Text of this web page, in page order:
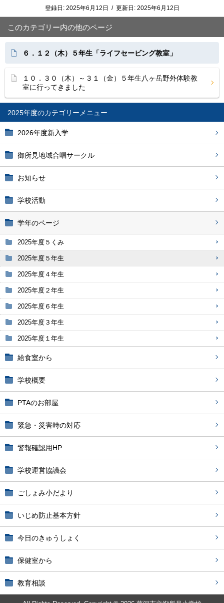
2025年度
2026年度新入学
御所見地域合唱サークル
お知らせ
学校活動
学年のページ
2025年度５くみ
2025年度５年生
2025年度４年生
2025年度２年生
2025年度６年生
2025年度３年生
2025年度１年生
給食室から
学校概要
PTAのお部屋
緊急・災害時の対応
警報確認用HP
学校運営協議会
ごしょみ小だより
いじめ防止基本方針
今日のきゅうしょく
保健室から
教育相談
登録日: 2025年6月12日 / 更新日: 2025年6月12日
このカテゴリー内の他のページ
６．１２（木）５年生「ライフセービング教室」
１０．３０（木）～３１（金）５年生八ヶ岳野外体験教
室に行ってきました